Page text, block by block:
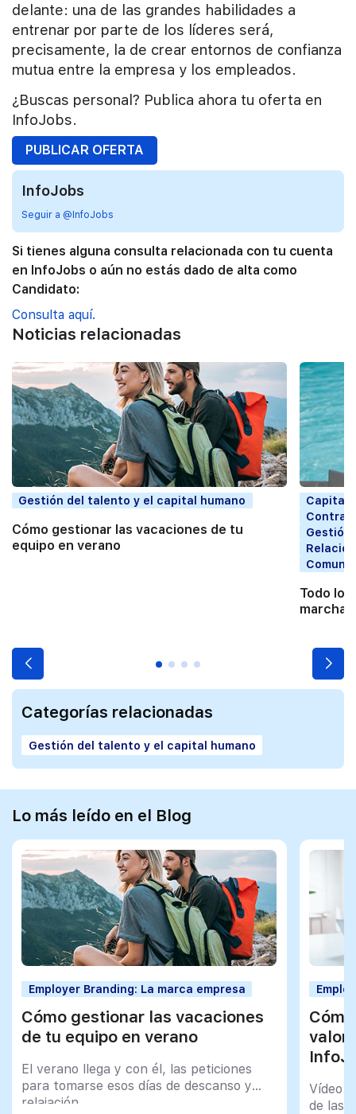
delante: una de las grandes habilidades a
entrenar por parte de los líderes será,
precisamente, la de crear entornos de confianza
mutua entre la empresa y los empleados.
¿Buscas personal? Publica ahora tu oferta en
InfoJobs.
PUBLICAR OFERTA
InfoJobs
Seguir a @InfoJobs
Si tienes alguna consulta relacionada con tu cuenta
en InfoJobs o aún no estás dado de alta como
Candidato:
Consulta aquí.
Noticias relacionadas
Gestión del talento y el capital humano
Cómo gestionar las vacaciones de tu
equipo en verano
Capital
Gestión
Todo lo
Categorías relacionadas
Gestión del talento y el capital humano
Lo más leído en el Blog
Employer Branding: La marca empresa
Cómo gestionar las vacaciones
de tu equipo en verano
El verano llega y con él, las peticiones
para tomarse esos días de descanso y
relajación
Vídeo
de las